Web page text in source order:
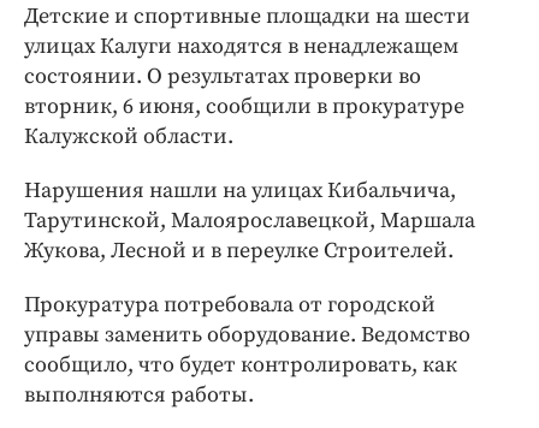
Издания
Медиаперсона
Интересное чтиво
Клиника года
Бренд года
Работодатель года
Детские и спортивные площадки на шести
улицах Калуги находятся в ненадлежащем
состоянии. О результатах проверки во
вторник, 6 июня, сообщили в прокуратуре
Калужской области.
Нарушения нашли на улицах Кибальчича,
Тарутинской, Малоярославецкой, Маршала
Жукова, Лесной и в переулке Строителей.
Прокуратура потребовала от городской
управы заменить оборудование. Ведомство
сообщило, что будет контролировать, как
выполняются работы.